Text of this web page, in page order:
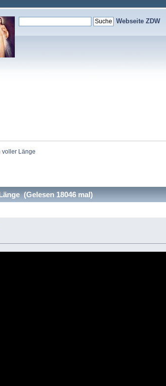
Webseite ZDW
voller Länge
(Gelesen 18046 mal)